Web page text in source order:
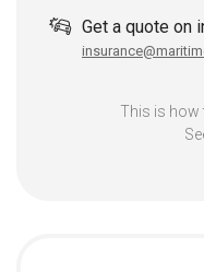
Get a quote on
This is how